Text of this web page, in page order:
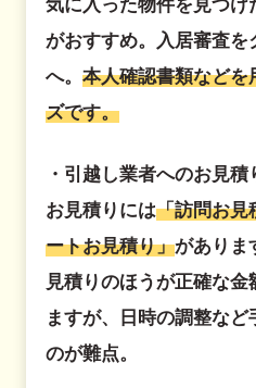
気に入った物件を見つけ
がおすすめ。入居審査を
へ。 本人確認書類などを
ズです。
・引越し業者へのお見積
お見積りには「訪問お見
ートお見積り」がありま
見積りのほうが正確な
ますが、日時の調整など
のが難点。